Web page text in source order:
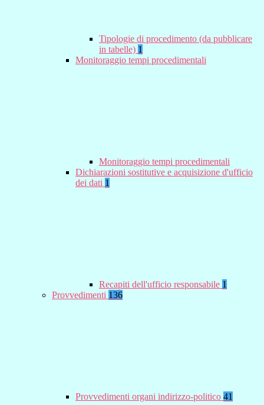
Tipologie di procedimento (da pubblicare
in tabelle) 1
Monitoraggio tempi procedimentali
Monitoraggio tempi procedimentali
Dichiarazioni sostitutive e acquisizione d'ufficio
dei dati 1
Recapiti dell'ufficio responsabile 1
Provvedimenti 136
Provvedimenti organi indirizzo-politico 41